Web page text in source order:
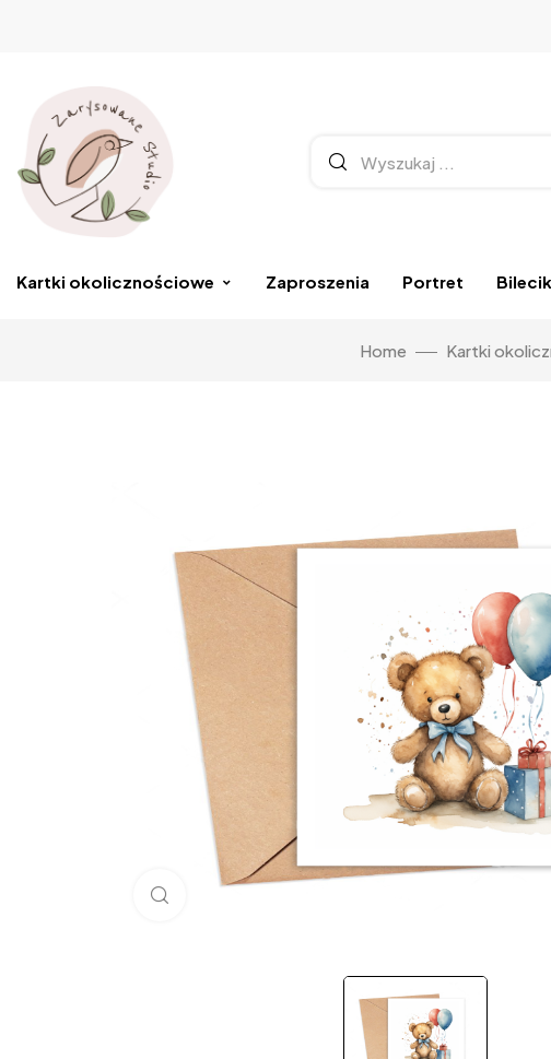
Kartki okolicznościowe Zaproszenia Portret
Home Kartki